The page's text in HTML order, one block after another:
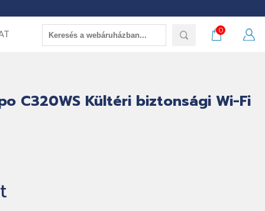
0
C320WS Kültéri biztonsági Wi-Fi